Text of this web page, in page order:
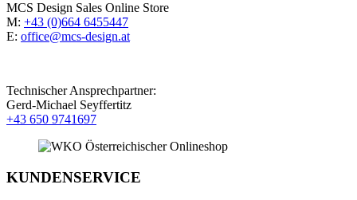
MCS Design Sales Online Store
M: +43 (0)664 6455447
E: office@mcs-design.at
Technischer Ansprechpartner:
Gerd-Michael Seyffertitz
+43 650 9741697
KUNDENSERVICE